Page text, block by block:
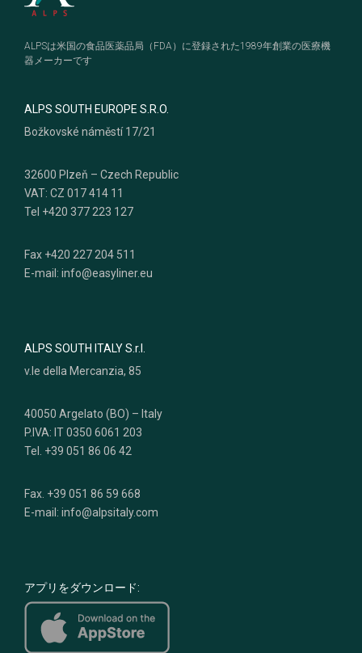
ALPSは米国の食品医薬品局（FDA）に登録された1989年創業の医療機
器メーカーです
ALPS SOUTH EUROPE S.R.O.
Božkovské náměstí 17/21
32600 Plzeň – Czech Republic
VAT: CZ 017 414 11
Tel +420 377 223 127
Fax +420 227 204 511
E-mail: info@easyliner.eu
ALPS SOUTH ITALY S.r.l.
v.le della Mercanzia, 85
40050 Argelato (BO) – Italy
P.IVA: IT 0350 6061 203
Tel. +39 051 86 06 42
Fax. +39 051 86 59 668
E-mail: info@alpsitaly.com
アプリをダウンロード: